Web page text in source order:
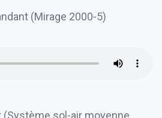
(Mirage 2000-5)
(Système sol-air moyenne